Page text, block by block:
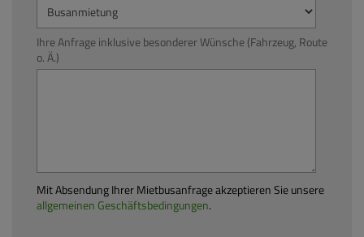
Ihre Anfrage inklusive besonderer Wünsche (Fahrzeug, Route
o. Ä.)
Mit Absendung Ihrer Mietbusanfrage akzeptieren Sie unsere
allgemeinen Geschäftsbedingungen.